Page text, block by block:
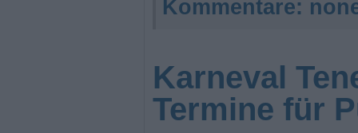
Kommentare:
Karneval
Termine für